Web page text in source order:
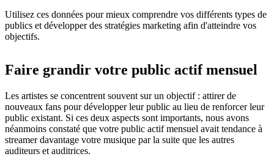
Utilisez ces données pour mieux comprendre vos différents types de
publics et développer des stratégies marketing afin d'atteindre vos
objectifs.
Faire grandir votre public actif mensuel
Les artistes se concentrent souvent sur un objectif : attirer de
nouveaux fans pour développer leur public au lieu de renforcer leur
public existant. Si ces deux aspects sont importants, nous avons
néanmoins constaté que votre public actif mensuel avait tendance à
streamer davantage votre musique par la suite que les autres
auditeurs et auditrices.